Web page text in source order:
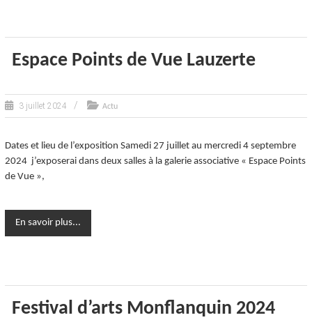
Espace Points de Vue Lauzerte
3 juillet 2024 Actu
Dates et lieu de l’exposition Samedi 27 juillet au mercredi 4 septembre
2024 j’exposerai dans deux salles à la galerie associative « Espace Points
de Vue »,
En savoir plus...
Festival d’arts Monflanquin 2024